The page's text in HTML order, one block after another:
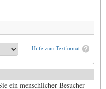
Hilfe zum Textformat
ein menschlicher Besucher